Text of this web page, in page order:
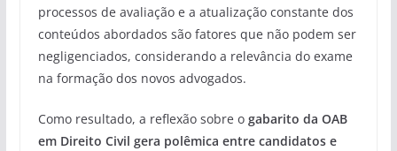
processos de avaliação e a atualização constante dos
conteúdos abordados são fatores que não podem ser
negligenciados, considerando a relevância do exame
na formação dos novos advogados.
Como resultado, a reflexão sobre o gabarito da OAB
em Direito Civil gera polêmica entre candidatos e